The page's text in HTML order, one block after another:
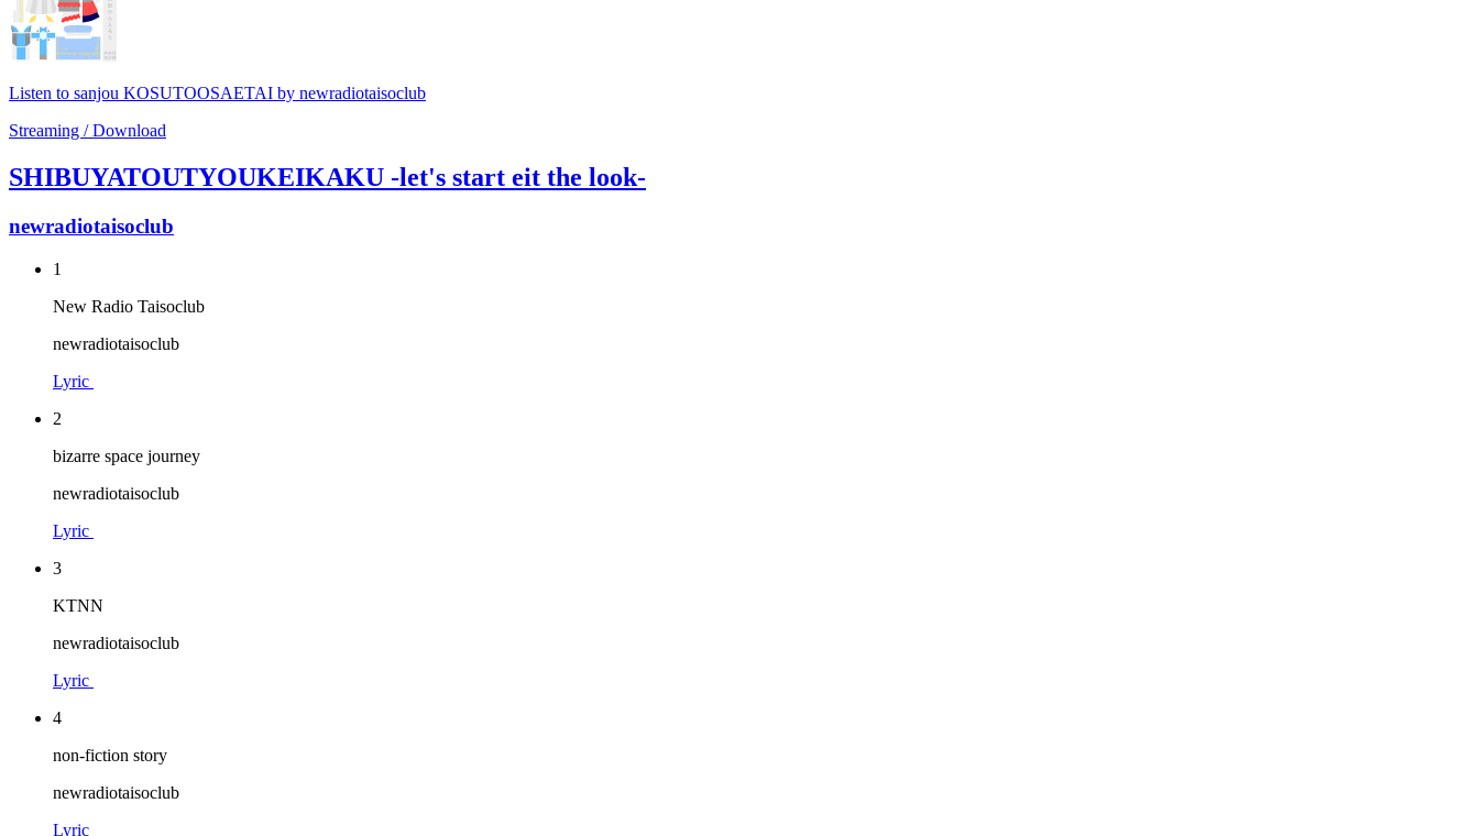
Listen to sanjou KOSUTOOSAETAI by newradiotaisoclub
Streaming / Download
SHIBUYATOUTYOUKEIKAKU -let's start eit the look-
newradiotaisoclub
1
New Radio Taisoclub
newradiotaisoclub
Lyric
2
bizarre space journey
newradiotaisoclub
Lyric
3
KTNN
newradiotaisoclub
Lyric
4
non-fiction story
newradiotaisoclub
Lyric